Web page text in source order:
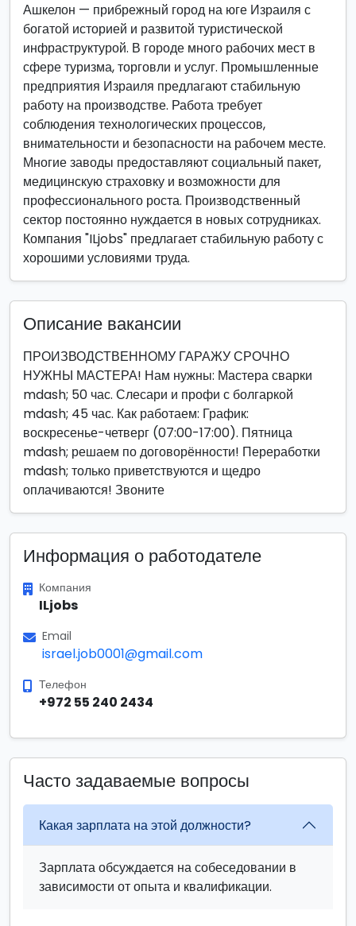
Ашкелон — прибрежный город на юге Израиля с
богатой историей и развитой туристической
инфраструктурой. В городе много рабочих мест в
сфере туризма, торговли и услуг. Промышленные
предприятия Израиля предлагают стабильную
работу на производстве. Работа требует
соблюдения технологических процессов,
внимательности и безопасности на рабочем месте.
Многие заводы предоставляют социальный пакет,
медицинскую страховку и возможности для
профессионального роста. Производственный
сектор постоянно нуждается в новых сотрудниках.
Компания "ILjobs" предлагает стабильную работу с
хорошими условиями труда.
Описание вакансии
ПРОИЗВОДСТВЕННОМУ ГАРАЖУ СРОЧНО
НУЖНЫ МАСТЕРА! Нам нужны: Мастера сварки
mdash; 50 час. Слесари и профи с болгаркой
mdash; 45 час. Как работаем: График:
воскресенье-четверг (07:00-17:00). Пятница
mdash; решаем по договорённости! Переработки
mdash; только приветствуются и щедро
оплачиваются! Звоните
Информация о работодателе
Компания
ILjobs
Email
israel.job0001@gmail.com
Телефон
+972 55 240 2434
Часто задаваемые вопросы
Какая зарплата на этой должности?
Зарплата обсуждается на собеседовании в
зависимости от опыта и квалификации.